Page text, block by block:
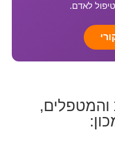
לאדם.
והמטפלים,